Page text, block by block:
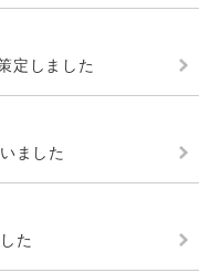
定しました
ました
た